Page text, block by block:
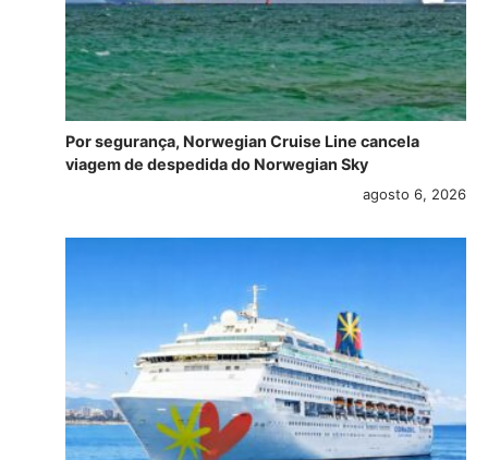
Por segurança, Norwegian Cruise Line cancela
viagem de despedida do Norwegian Sky
agosto 6, 2026